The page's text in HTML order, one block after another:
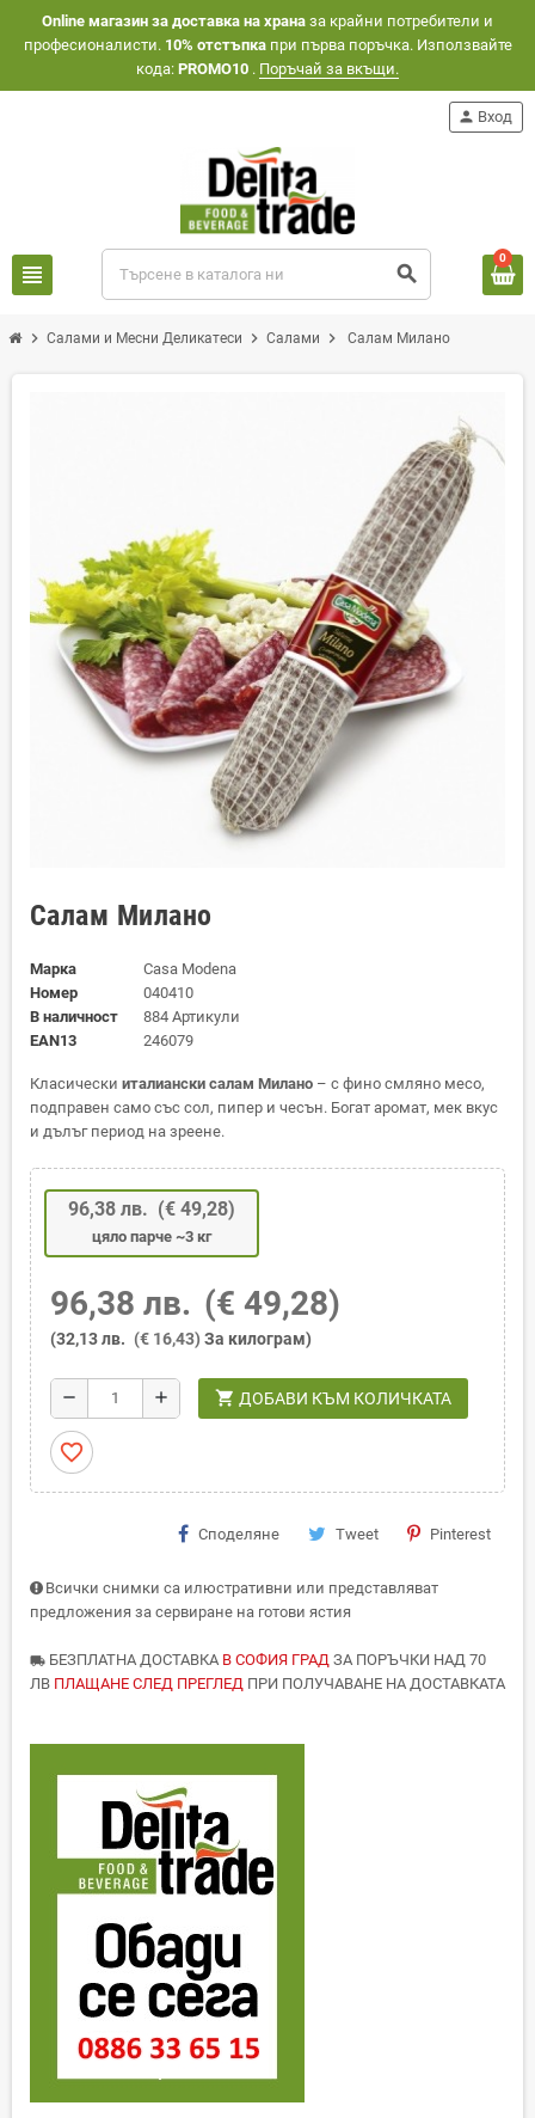
Оnline магазин за доставка на храна за крайни потребители и
професионалисти. 10% отстъпкапри първа поръчка. Използвайте
кода: PROMO10 . Поръчай за вкъщи.
view_headline search
person Вход
0
chevron_right Салами и Месни Деликатеси chevron_right Салами chevron_right Салам Милано
Салам Милано
Марка
Casa Modena
Номер
040410
В наличност
884 Артикули
EAN13
246079
Класически италиански салам Милано – с фино смляно месо,
подправен само със сол, пипер и чесън. Богат аромат, мек вкус
и дълъг период на зреене.
96,38 лв. (€ 49,28)
цяло парче ~3 кг
96,38 лв. (€ 49,28)
(32,13 лв. (€ 16,43) За килограм)
remove add shopping_cart ДОБАВИ КЪМ КОЛИЧКАТА
favorite_border
Споделяне Tweet Pinterest
Всички снимки са илюстративни или представляват
предложения за сервиране на готови ястия
local_shipping БЕЗПЛАТНА ДОСТАВКА В СОФИЯ ГРАД ЗА ПОРЪЧКИ НАД 70
ЛВ ПЛАЩАНЕ СЛЕД ПРЕГЛЕД ПРИ ПОЛУЧАВАНЕ НА ДОСТАВКАТА